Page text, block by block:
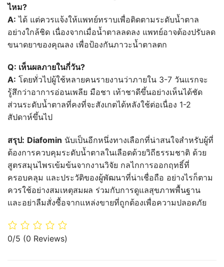
ไหม?
A: ได้ แต่ควรแจ้งให้แพทย์ทราบเพื่อติดตามระดับน้ำตาล
อย่างใกล้ชิด เนื่องจากเมื่อน้ำตาลลดลง แพทย์อาจต้องปรับลด
ขนาดยาของคุณลง เพื่อป้องกันภาวะน้ำตาลตก
Q: เห็นผลภายในกี่วัน?
A: โดยทั่วไปผู้ใช้หลายคนรายงานว่าภายใน 3-7 วันแรกจะ
รู้สึกว่าอาการอ่อนเพลีย มือชา เท้าชาดีขึ้นอย่างเห็นได้ชัด
ส่วนระดับน้ำตาลที่คงที่จะสังเกตได้หลังใช้ต่อเนื่อง 1-2
สัปดาห์ขึ้นไป
สรุป: Diafomin นับเป็นอีกหนึ่งทางเลือกที่น่าสนใจสำหรับผู้ที่
ต้องการควบคุมระดับน้ำตาลในเลือดด้วยวิถีธรรมชาติ ด้วย
สูตรสมุนไพรเข้มข้นจากงานวิจัย กลไกการออกฤทธิ์ที่
ครอบคลุม และประวัติของผู้พัฒนาที่น่าเชื่อถือ อย่างไรก็ตาม
ควรใช้อย่างสมเหตุสมผล ร่วมกับการดูแลสุขภาพพื้นฐาน
และอย่าลืมสั่งซื้อจากแหล่งขายที่ถูกต้องเพื่อความปลอดภัย
0/5 (0 Reviews)